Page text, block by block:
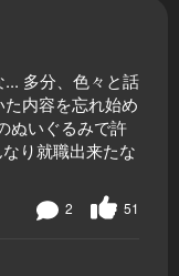
多分、色々と話
内容を忘れ始め
ぬいぐるみで許
り就職出来たな
51
2